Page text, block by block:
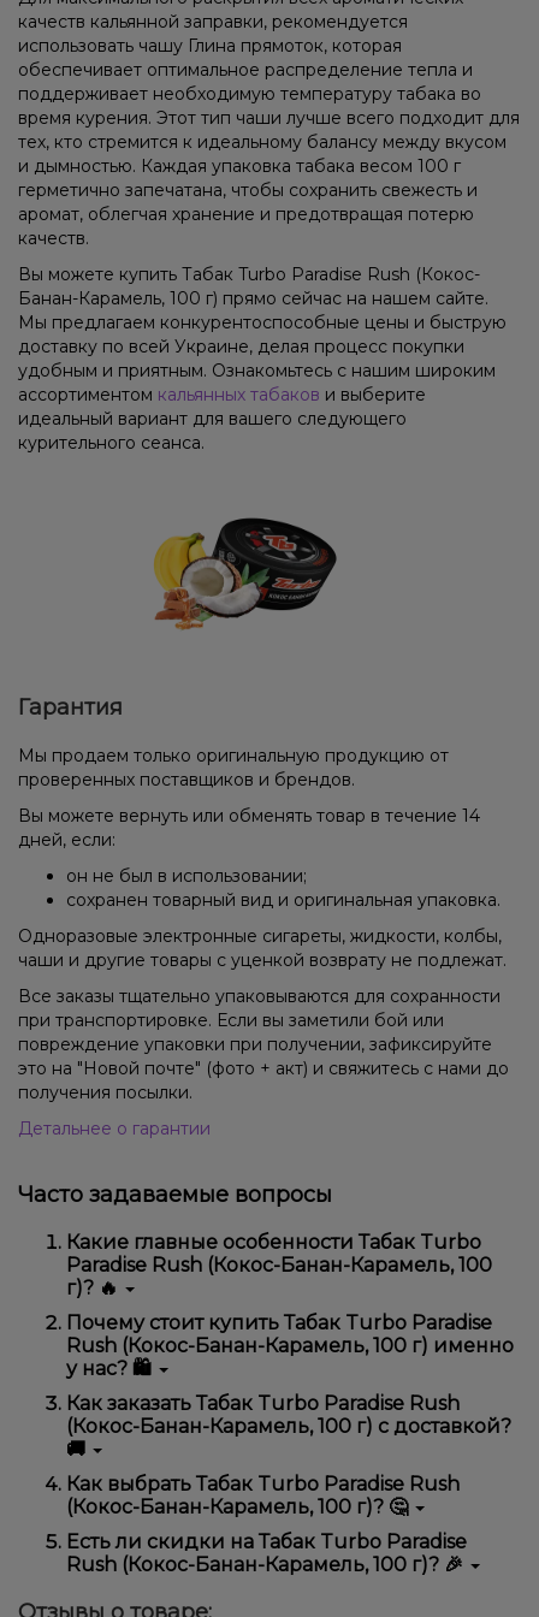
качеств кальянной заправки, рекомендуется
использовать чашу Глина прямоток, которая
обеспечивает оптимальное распределение тепла и
поддерживает необходимую температуру табака во
время курения. Этот тип чаши лучше всего подходит для
тех, кто стремится к идеальному балансу между вкусом
и дымностью. Каждая упаковка табака весом 100 г
герметично запечатана, чтобы сохранить свежесть и
аромат, облегчая хранение и предотвращая потерю
качеств.
Вы можете купить Табак Turbo Paradise Rush (Кокос-
Банан-Карамель, 100 г) прямо сейчас на нашем сайте.
Мы предлагаем конкурентоспособные цены и быструю
доставку по всей Украине, делая процесс покупки
удобным и приятным. Ознакомьтесь с нашим широким
ассортиментом кальянных табаков и выберите
идеальный вариант для вашего следующего
курительного сеанса.
Гарантия
Мы продаем только оригинальную продукцию от
проверенных поставщиков и брендов.
Вы можете вернуть или обменять товар в течение 14
дней, если:
он не был в использовании;
сохранен товарный вид и оригинальная упаковка.
Одноразовые электронные сигареты, жидкости, колбы,
чаши и другие товары с уценкой возврату не подлежат.
Все заказы тщательно упаковываются для сохранности
при транспортировке. Если вы заметили бой или
повреждение упаковки при получении, зафиксируйте
это на "Новой почте" (фото + акт) и свяжитесь с нами до
получения посылки.
Детальнее о гарантии
Часто задаваемые вопросы
Какие главные особенности Табак Turbo
Paradise Rush (Кокос-Банан-Карамель, 100
г)? 🔥
Табак Turbo Paradise Rush (Кокос-Банан-Карамель,
100 г) отличается высоким качеством, удобством
использования и надежностью.
Почему стоит купить Табак Turbo Paradise
Rush (Кокос-Банан-Карамель, 100 г) именно
у нас? 🛍️
Мы предлагаем только оригинальную продукцию,
широкий ассортимент, выгодные цены и быструю
доставку. Кроме того, у нас регулярные акции и
скидки для клиентов!
Как заказать Табак Turbo Paradise Rush
(Кокос-Банан-Карамель, 100 г) с доставкой?
🚚
Оформить заказ можно в несколько кликов:
Добавьте Табак Turbo Paradise Rush (Кокос-
Банан-Карамель, 100 г) в корзину.
Перейдите к оформлению заказа.
доставки.
Как выбрать Табак Turbo Paradise Rush
(Кокос-Банан-Карамель, 100 г)? 🤔
Выбор зависит от ваших предпочтений – например,
если это кальян, учитывайте размер, материал и тип
чаши, если вейп – мощность и вкус. Наши
Есть ли скидки на Табак Turbo Paradise
Rush (Кокос-Банан-Карамель, 100 г)? 🎉